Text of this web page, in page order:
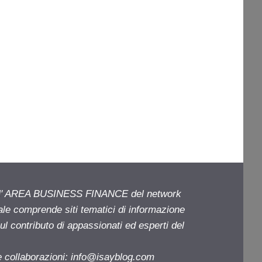
BUSINESS FINANCE del network
comprende siti tematici di informazione
contributo di appassionati ed esperti del
collaborazioni: info@isayblog.com